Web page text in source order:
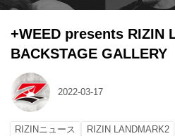
+WEED presents RIZIN
BACKSTAGE GALLERY
2022-03-17
RIZINニュース RIZIN LANDMARK2